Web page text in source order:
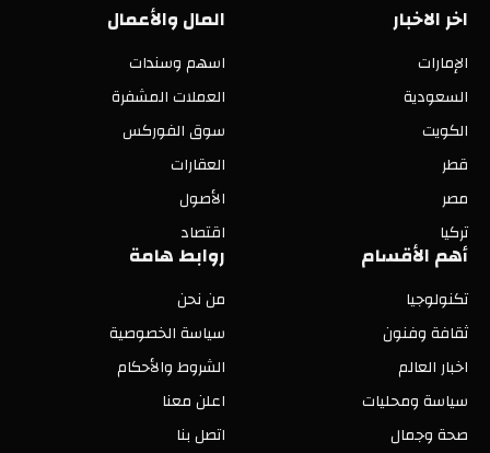
اخر الاخبار
الإمارات
السعودية
الكويت
قطر
مصر
تركيا
المال والأعمال
اسهم وسندات
العملات المشفرة
سوق الفوركس
العقارات
الأصول
اقتصاد
أهم الأقسام
تكنولوجيا
ثقافة وفنون
اخبار العالم
سياسة ومحليات
صحة وجمال
روابط هامة
من نحن
سياسة الخصوصية
الشروط والأحكام
اعلن معنا
اتصل بنا